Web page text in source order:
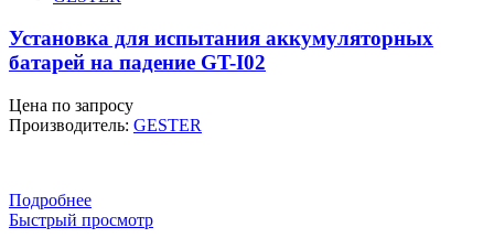
Установка для испытания аккумуляторных
батарей на падение GT-I02
Цена по запросу
Производитель: GESTER
Подробнее
Быстрый просмотр